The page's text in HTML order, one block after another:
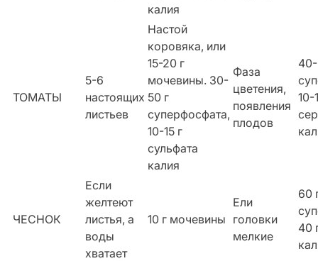
калия
ТОМАТЫ
5-6
настоящих
листьев
Настой
коровяка, или
15-20 г
мочевины. 30-
50 г
суперфосфата,
10-15 г
сульфата
калия
Фаза
цветения,
появления
плодов
10-
ЧЕСНОК
Если
желтеют
листья, а
воды
хватает
10 г мочевины
Ели
головки
мелкие
60
40